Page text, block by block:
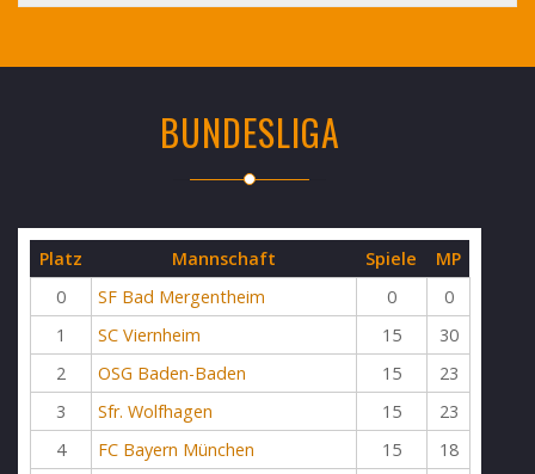
BUNDESLIGA
Platz Mannschaft Spiele
MP
0
SF Bad Mergentheim 0
0
1
SC Viernheim 15
30
2
OSG Baden-Baden 15
23
3
Sfr. Wolfhagen 15
23
4
FC Bayern München 15
18